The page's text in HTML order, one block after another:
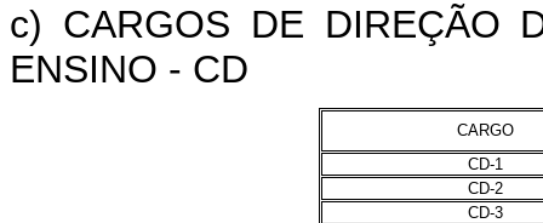
c) CARGOS DE DIREÇÃO
ENSINO - CD
CARGO
CD-1
CD-2
CD-3